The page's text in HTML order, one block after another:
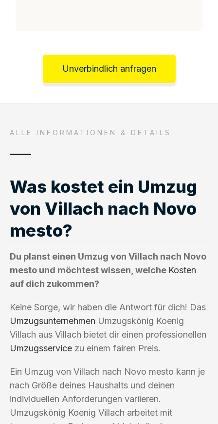
Unverbindlich anfragen
ALLE INFORMATIONEN & DETAILS
Was kostet ein Umzug
von Villach nach Novo
mesto?
Du planst einen Umzug von Villach nach Novo
mesto und möchtest wissen, welche Kosten
auf dich zukommen?
Keine Sorge, wir haben die Antwort für dich! Das
Umzugsunternehmen Umzugskönig Koenig
Villach aus Villach bietet dir einen professionellen
Umzugsservice zu einem fairen Preis.
Ein Umzug von Villach nach Novo mesto kann je
nach Größe deines Haushalts und deinen
individuellen Anforderungen variieren.
Umzugskönig Koenig Villach arbeitet mit